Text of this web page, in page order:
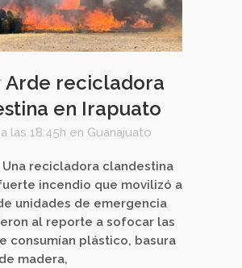
Arde recicladora
en Irapuato
las 18:45h en Guanajuato
Una recicladora clandestina
incendio que movilizó a
unidades de emergencia
al reporte a sofocar las
consumían plástico, basura
madera,